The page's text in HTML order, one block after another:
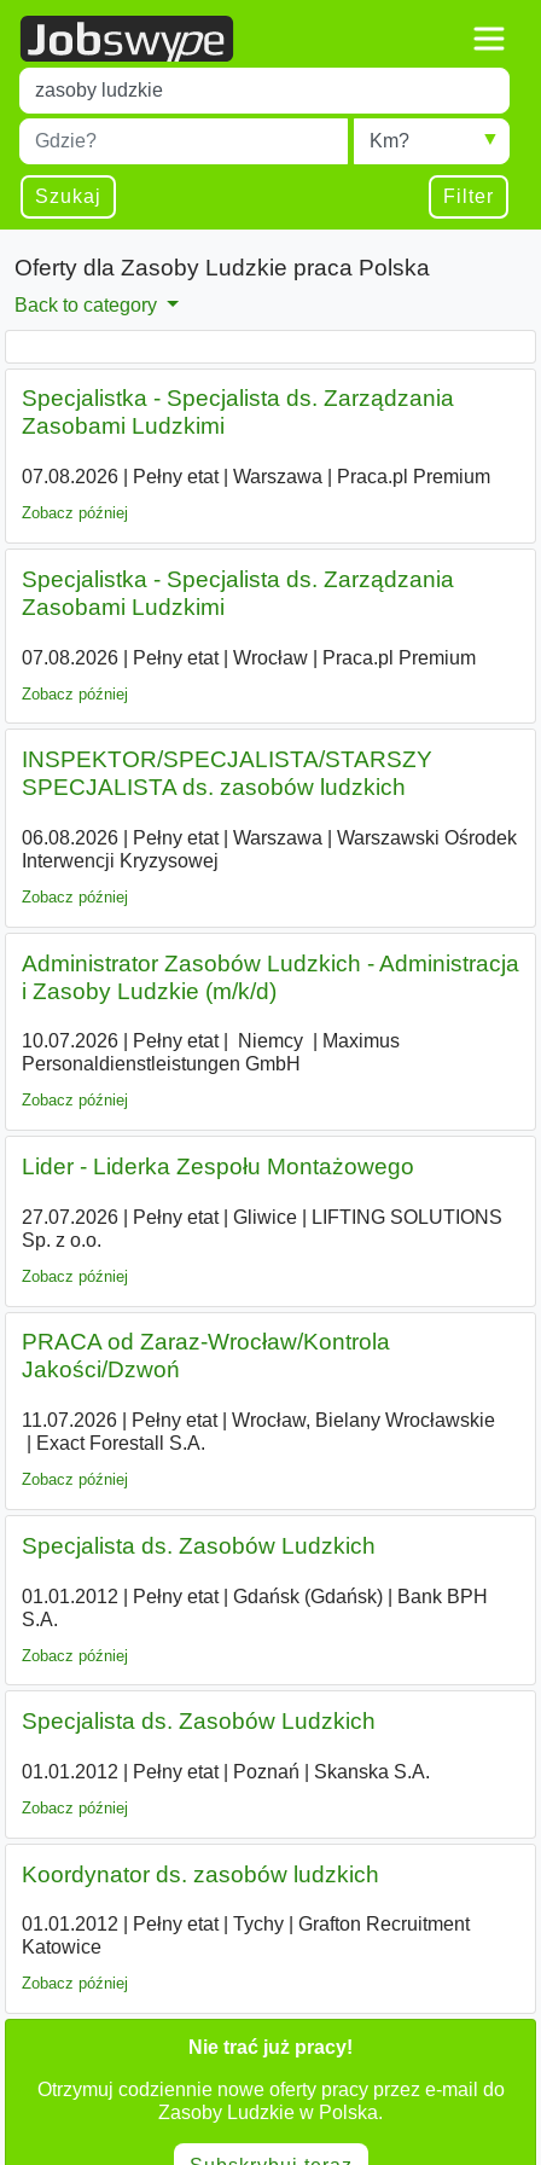
Title
Type 1 or more characters for results.
Miejscowość
Type 1 or more characters for results.
Radius
Szukaj Filter
Oferty dla Zasoby Ludzkie praca Polska
Back to category
Specjalistka - Specjalista ds. Zarządzania
Zasobami Ludzkimi
07.08.2026| Pełny etat| Warszawa Praca.pl Premium
Zobacz później
Specjalistka - Specjalista ds. Zarządzania
Zasobami Ludzkimi
07.08.2026| Pełny etat| Wrocław| Praca.pl Premium
Zobacz później
INSPEKTOR/SPECJALISTA/STARSZY
SPECJALISTA ds. zasobów ludzkich
06.08.2026| Pełny etat| Warszawa
Warszawski Ośrodek
Interwencji Kryzysowej
Zobacz później
Administrator Zasobów Ludzkich - Administracja
i Zasoby Ludzkie (m/k/d)
10.07.2026| Pełny etat| Niemcy
Maximus
Personaldienstleistungen GmbH
Zobacz później
Lider - Liderka Zespołu Montażowego
27.07.2026| Pełny etat| Gliwice|
LIFTING SOLUTIONS
Sp. z o.o.
Zobacz później
PRACA od Zaraz-Wrocław/Kontrola
Jakości/Dzwoń
11.07.2026| Pełny etat| Wrocław, Bielany Wrocławskie|
Exact Forestall S.A.
Zobacz później
Specjalista ds. Zasobów Ludzkich
01.01.2012 Pełny etat| Gdańsk (Gdańsk)|
Bank BPH
S.A.
Zobacz później
Specjalista ds. Zasobów Ludzkich
01.01.2012 Pełny etat| Poznań Skanska S.A.
Zobacz później
Koordynator ds. zasobów ludzkich
01.01.2012 Pełny etat| Tychy|
Grafton Recruitment
Katowice
Zobacz później
Nie trać już pracy!
Otrzymuj codziennie nowe oferty pracy przez e-mail do
Zasoby Ludzkie w Polska.